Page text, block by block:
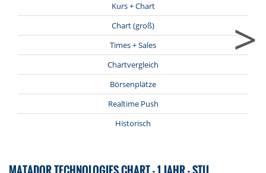
Kurs + Chart
Chart (groß)
Times + Sales
Chartvergleich
Börsenplätze
Realtime Push
Historisch
>
MATADOR TECHNOLOGIES CHART - 1 JAHR - STU